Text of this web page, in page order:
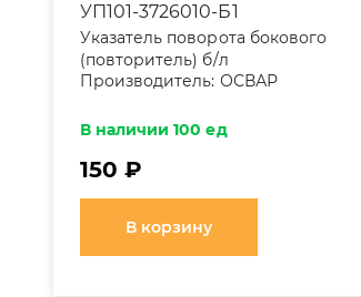
УП101-3726010-Б1
Указатель поворота бокового
(повторитель) б/л
Производитель: ОСВАР
В наличии 100 ед
150 ₽
В корзину